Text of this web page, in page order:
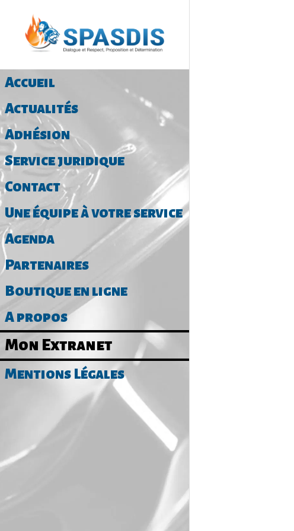
Accueil
Actualités
Adhésion
Service juridique
Contact
Une équipe à votre service
Agenda
Partenaires
Boutique en ligne
A propos
Mon Extranet
Mentions Légales